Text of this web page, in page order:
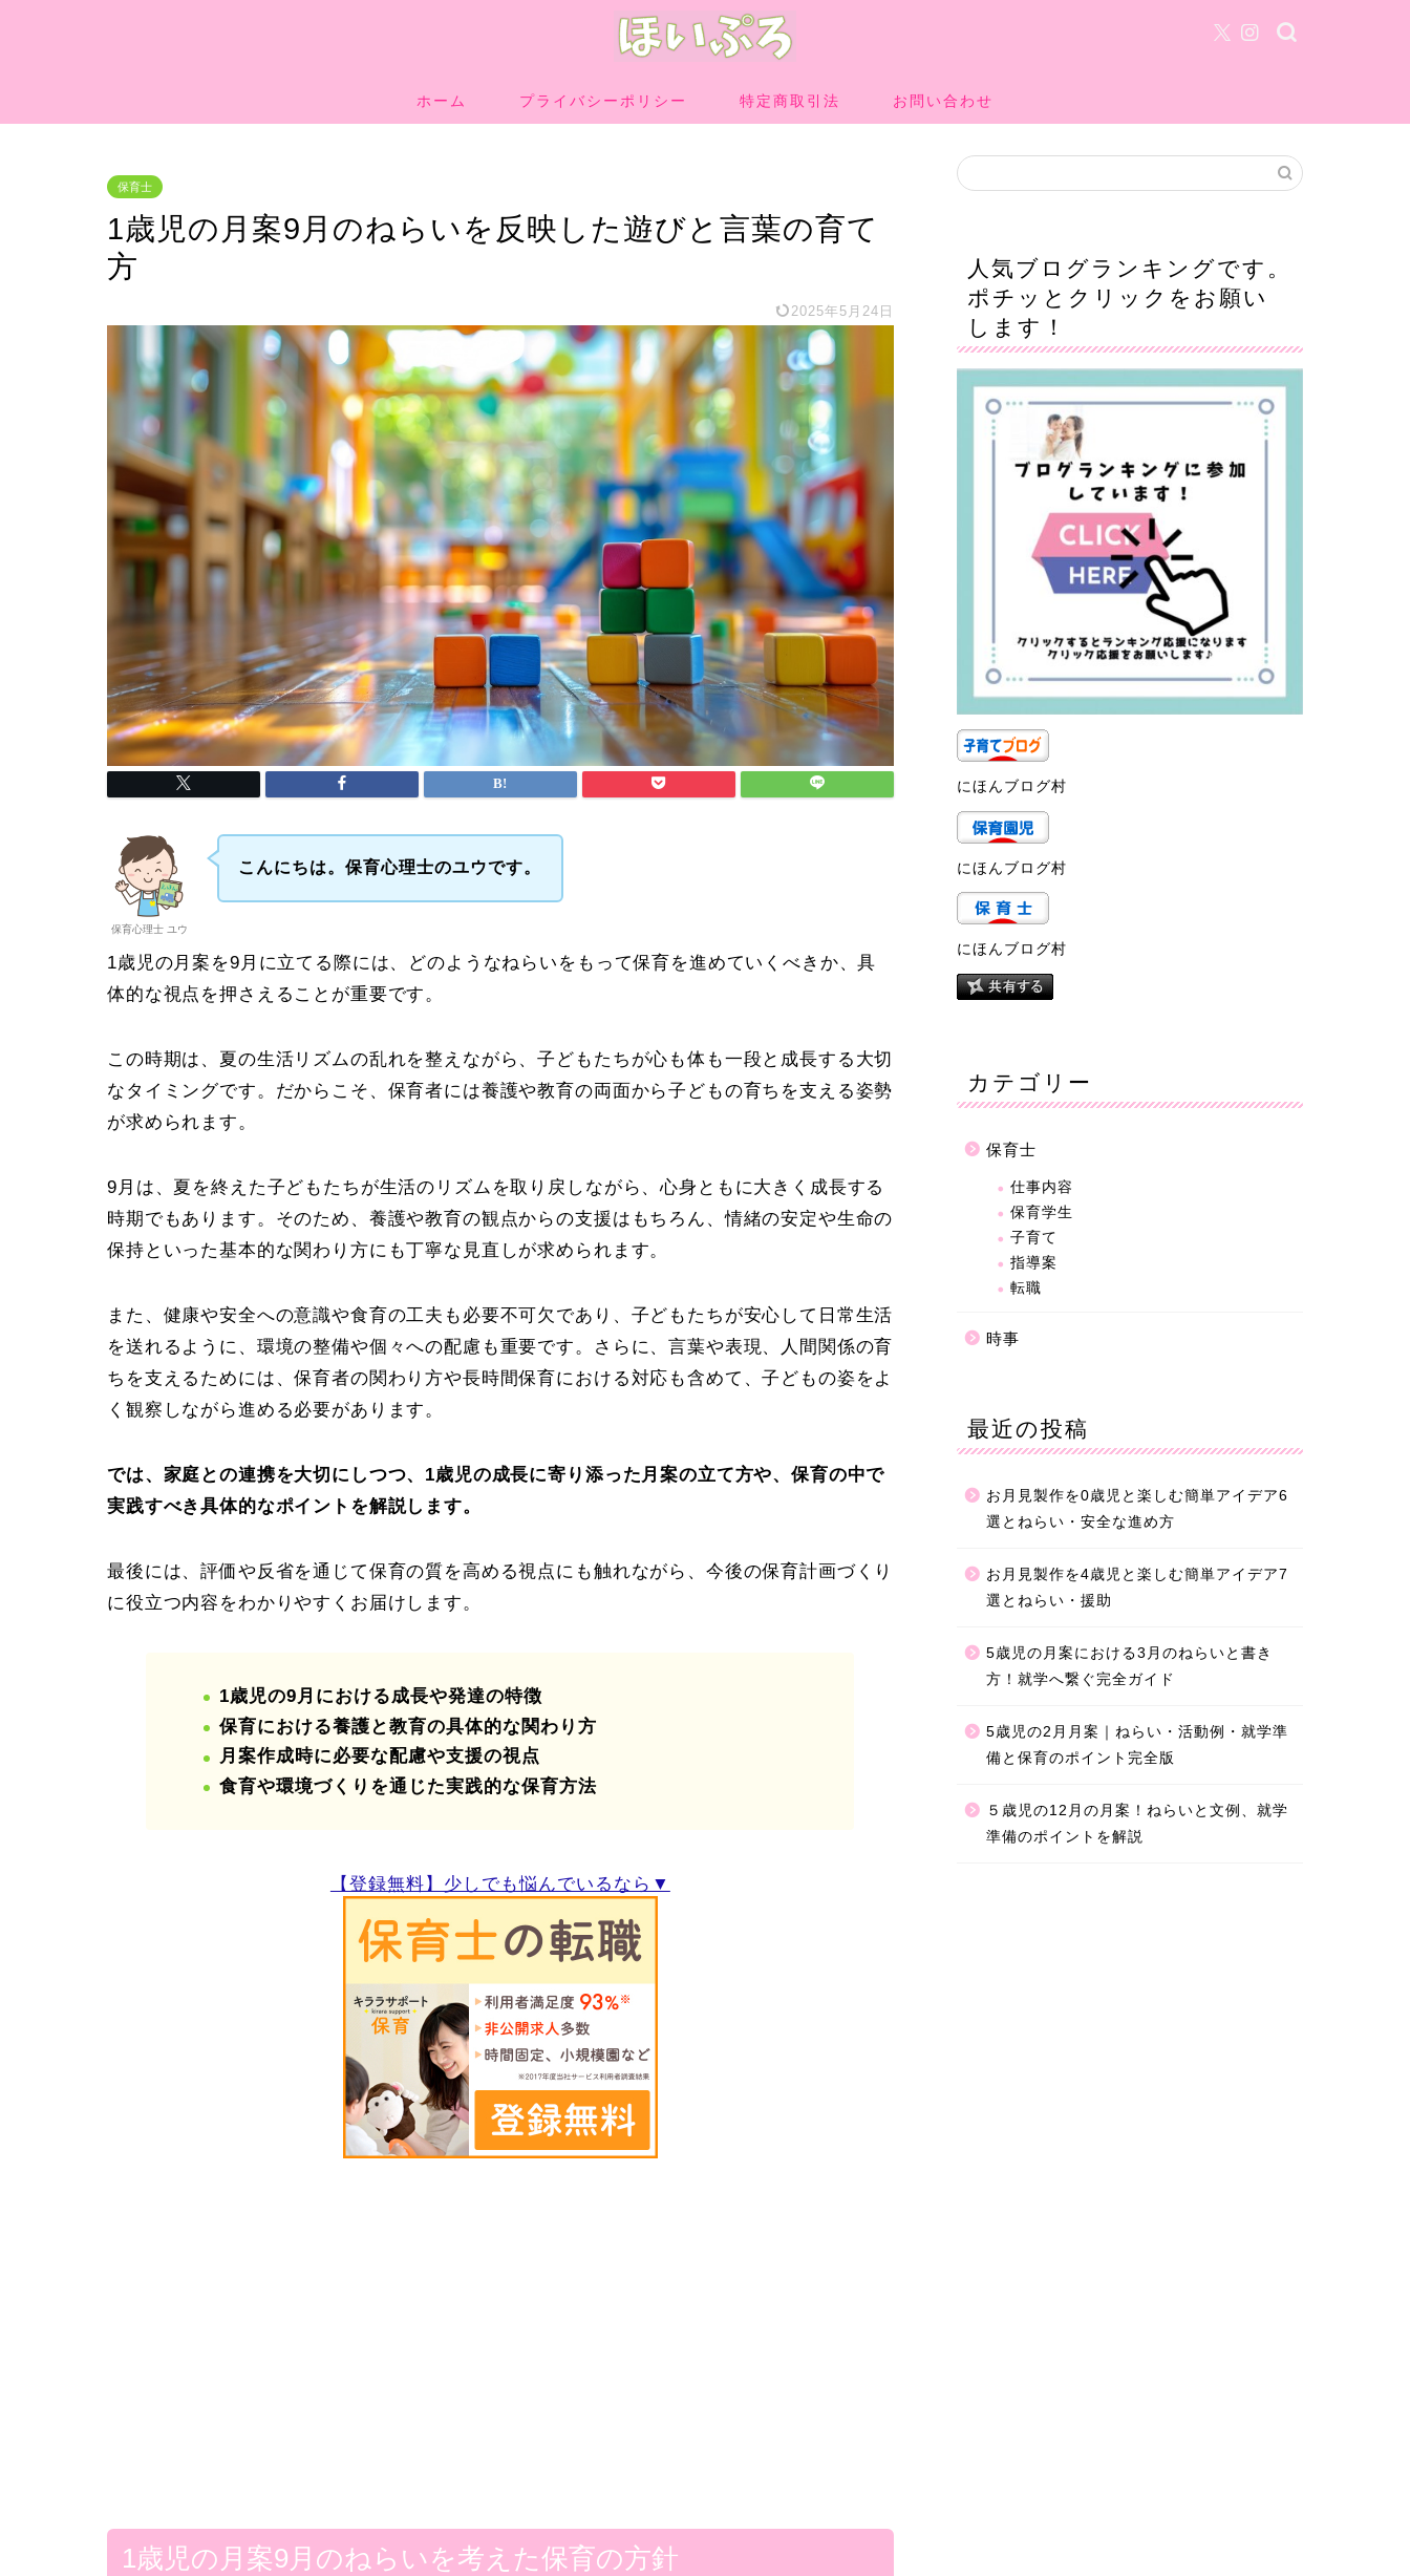
ホーム プライバシーポリシー 特定商取引法 お問い合わせ
保育士
1歳児の月案9月のねらいを反映した遊びと言葉の育て
方
2025年5月24日
保育心理士 ユウ
こんにちは。保育心理士のユウです。
1歳児の月案を9月に立てる際には、どのようなねらいをもって保育を進めていくべきか、具
体的な視点を押さえることが重要です。
この時期は、夏の生活リズムの乱れを整えながら、子どもたちが心も体も一段と成長する大切
なタイミングです。だからこそ、保育者には養護や教育の両面から子どもの育ちを支える姿勢
が求められます。
9月は、夏を終えた子どもたちが生活のリズムを取り戻しながら、心身ともに大きく成長する
時期でもあります。そのため、養護や教育の観点からの支援はもちろん、情緒の安定や生命の
保持といった基本的な関わり方にも丁寧な見直しが求められます。
また、健康や安全への意識や食育の工夫も必要不可欠であり、子どもたちが安心して日常生活
を送れるように、環境の整備や個々への配慮も重要です。さらに、言葉や表現、人間関係の育
ちを支えるためには、保育者の関わり方や長時間保育における対応も含めて、子どもの姿をよ
く観察しながら進める必要があります。
では、家庭との連携を大切にしつつ、1歳児の成長に寄り添った月案の立て方や、保育の中で
実践すべき具体的なポイントを解説します。
最後には、評価や反省を通じて保育の質を高める視点にも触れながら、今後の保育計画づくり
に役立つ内容をわかりやすくお届けします。
1歳児の9月における成長や発達の特徴
保育における養護と教育の具体的な関わり方
月案作成時に必要な配慮や支援の視点
食育や環境づくりを通じた実践的な保育方法
【登録無料】少しでも悩んでいるなら▼
1歳児の月案9月のねらいを考えた保育の方針
人気ブログランキングです。
ポチッとクリックをお願い
します！
にほんブログ村
にほんブログ村
にほんブログ村
カテゴリー
保育士
仕事内容
保育学生
子育て
指導案
転職
時事
最近の投稿
お月見製作を0歳児と楽しむ簡単アイデア6
選とねらい・安全な進め方
お月見製作を4歳児と楽しむ簡単アイデア7
選とねらい・援助
5歳児の月案における3月のねらいと書き
方！就学へ繋ぐ完全ガイド
5歳児の2月月案｜ねらい・活動例・就学準
備と保育のポイント完全版
５歳児の12月の月案！ねらいと文例、就学
準備のポイントを解説